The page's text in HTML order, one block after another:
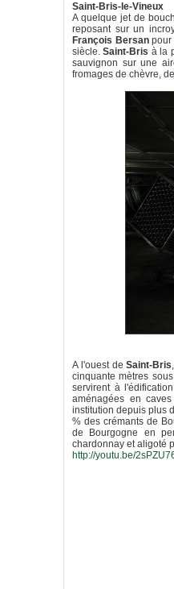
Saint-Bris-le-Vineux
A quelque jet de
reposant sur un
François Bersanpour
siècle.Saint-Bris à la
sauvignon sur une
fromages de chèvre,
A l'ouest de Saint-Bris
cinquante mètres
servirent à
aménagées en
institution depuis plus
% des crémants de
de Bourgogne en
chardonnay et aligoté
http://youtu.be/